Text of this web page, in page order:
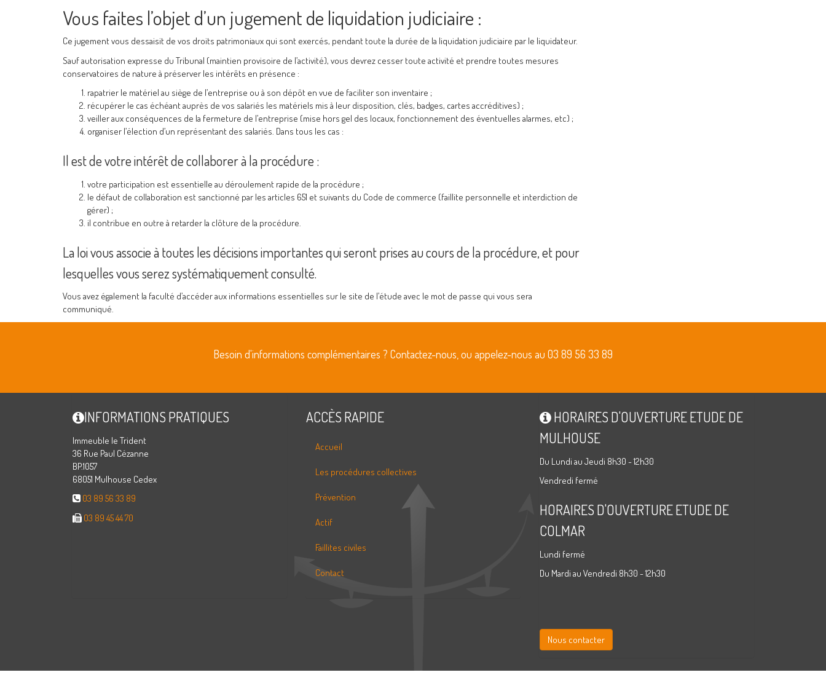
Vous faites l’objet d’un jugement de liquidation judiciaire :
Ce jugement vous dessaisit de vos droits patrimoniaux qui sont exercés, pendant toute la durée de la liquidation judiciaire par le liquidateur.
Sauf autorisation expresse du Tribunal (maintien provisoire de l’activité), vous devrez cesser toute activité et prendre toutes mesures
conservatoires de nature à préserver les intérêts en présence :
rapatrier le matériel au siège de l’entreprise ou à son dépôt en vue de faciliter son inventaire ;
récupérer le cas échéant auprès de vos salariés les matériels mis à leur disposition, clés, badges, cartes accréditives) ;
veiller aux conséquences de la fermeture de l’entreprise (mise hors gel des locaux, fonctionnement des éventuelles alarmes, etc) ;
organiser l’élection d’un représentant des salariés. Dans tous les cas :
Il est de votre intérêt de collaborer à la procédure :
votre participation est essentielle au déroulement rapide de la procédure ;
le défaut de collaboration est sanctionné par les articles 651 et suivants du Code de commerce (faillite personnelle et interdiction de
gérer) ;
il contribue en outre à retarder la clôture de la procédure.
La loi vous associe à toutes les décisions importantes qui seront prises au cours de la procédure, et pour
lesquelles vous serez systématiquement consulté.
Vous avez également la faculté d’accéder aux informations essentielles sur le site de l’étude avec le mot de passe qui vous sera
communiqué.
Besoin d'informations complémentaires ? Contactez-nous, ou appelez-nous au 03 89 56 33 89
INFORMATIONS PRATIQUES
Immeuble le Trident
36 Rue Paul Cézanne
BP.1057
68051 Mulhouse Cedex
03 89 56 33 89
03 89 45 44 70
ACCÈS RAPIDE
Accueil
Les procédures collectives
Prévention
Actif
Faillites civiles
Contact
HORAIRES D'OUVERTURE ETUDE DE
MULHOUSE
Du Lundi au Jeudi 8h30 - 12h30
Vendredi fermé
HORAIRES D'OUVERTURE ETUDE DE
COLMAR
Lundi fermé
Du Mardi au Vendredi 8h30 - 12h30
Nous contacter